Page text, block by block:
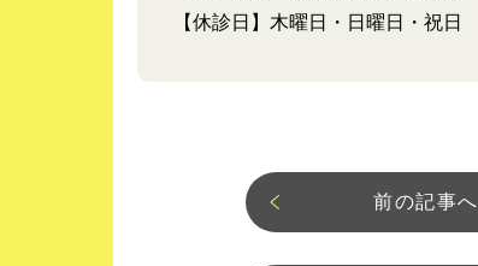
【休診日】木曜日・日曜日・祝日
前の記事へ